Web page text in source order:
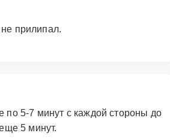
прилипал.
по 5-7 минут с каждой стороны до
5 минут.